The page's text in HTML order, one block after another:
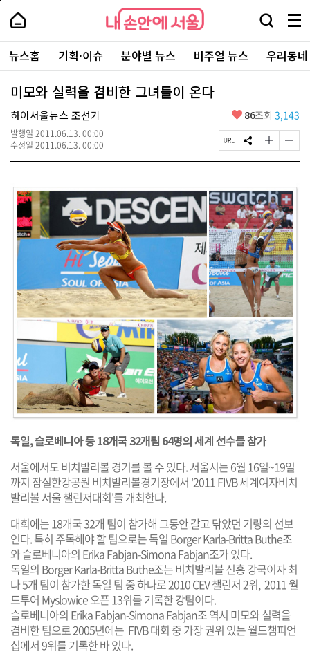
본
로
가
내
손
안
에
서
울
-
서
울
시
대
표
소
털
내
손
에
울
검
창
열
기
메
뉴
전
체
보
주
요
서
뉴스홈 기획·이슈 분야별 뉴스 비주얼 뉴스 우리동
미모와 실력을 겸비한 그녀들이 온다
하이서울뉴스 조선기
발행일 2011.06.13. 00:00
수정일 2011.06.13. 00:00
좋
요
86조회 3,143
페
이
R
L
복
사
S
N
유
하
기
글
자
크
게
변
경
하
기
글
자
작
게
변
경
하
기
독일, 슬로베니아 등 18개국 32개팀 64명의 세계 선수들 참가
서울에서도 비치발리볼 경기를 볼 수 있다. 서울시는 6월 16일~19일
까지 잠실한강공원 비치발리볼경기장에서 '2011 FIVB 세계여자비치
발리볼 서울 챌린저대회'를 개최한다.
대회에는 18개국 32개 팀이 참가해 그동안 갈고 닦았던 기량의 선보
인다. 특히 주목해야 할 팀으로는 독일 Borger Karla-Britta Buthe조
와 슬로베니아의 Erika Fabjan-Simona Fabjan조가 있다.
독일의 Borger Karla-Britta Buthe조는 비치발리볼 신흥 강국이자 최
다 5개 팀이 참가한 독일 팀 중 하나로 2010 CEV 챌린저 2위, 2011 월
드투어 Myslowice 오픈 13위를 기록한 강팀이다.
슬로베니아의 Erika Fabjan-Simona Fabjan조 역시 미모와 실력을
겸비한 팀으로 2005년에는 FIVB 대회 중 가장 권위 있는 월드챔피언
십에서 9위를 기록한 바 있다.
페
상
단
로